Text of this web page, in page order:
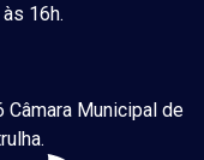
16h.
Municipal de